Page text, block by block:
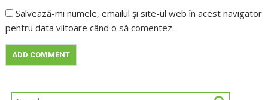
Salvează-mi numele, emailul și site-ul web în acest navigator
pentru data viitoare când o să comentez.